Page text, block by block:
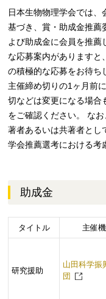
日本生物物理学会では
基づき、賞・助成金推薦
よび助成金に会員を推薦
な応募案内がありますと
の積極的な応募をお待ち
主催締め切りの1ヶ月前
切などは変更になる場合
をご確認ください。 な
著者あるいは共著者とし
学会推薦選考における考
助成金
タイトル 主催
研究援助
山田科学振
団